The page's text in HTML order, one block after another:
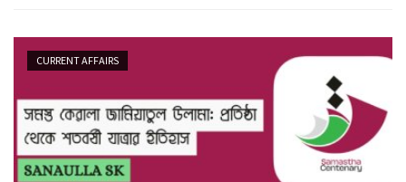
CURRENT AFFAIRS